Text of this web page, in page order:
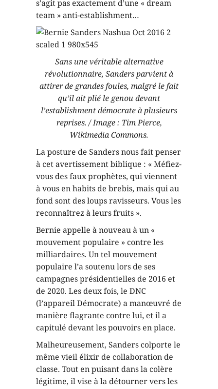
s’agit pas exactement d’une « dream
team » anti-establishment…
Sans une véritable alternative
révolutionnaire, Sanders parvient à
attirer de grandes foules, malgré le fait
qu’il ait plié le genou devant
l’establishment démocrate à plusieurs
reprises. / Image : Tim Pierce,
Wikimedia Commons.
La posture de Sanders nous fait penser
à cet avertissement biblique : « Méfiez-
vous des faux prophètes, qui viennent
à vous en habits de brebis, mais qui au
fond sont des loups ravisseurs. Vous les
reconnaîtrez à leurs fruits ».
Bernie appelle à nouveau à un «
mouvement populaire » contre les
milliardaires. Un tel mouvement
populaire l’a soutenu lors de ses
campagnes présidentielles de 2016 et
de 2020. Les deux fois, le DNC
(l’appareil Démocrate) a manœuvré de
manière flagrante contre lui, et il a
capitulé devant les pouvoirs en place.
Malheureusement, Sanders colporte le
même vieil élixir de collaboration de
classe. Tout en puisant dans la colère
légitime, il vise à la détourner vers les